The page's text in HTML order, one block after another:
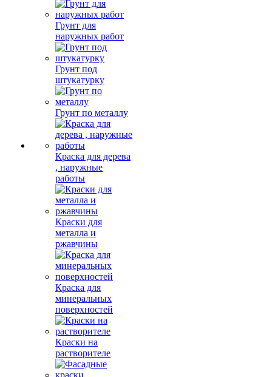
Грунт для
наружных работ
Грунт под
штукатурку
Грунт по металлу
Краска для дерева
, наружные
работы
Краски для
металла и
ржавчины
Краска для
минеральных
поверхностей
Краски на
растворителе